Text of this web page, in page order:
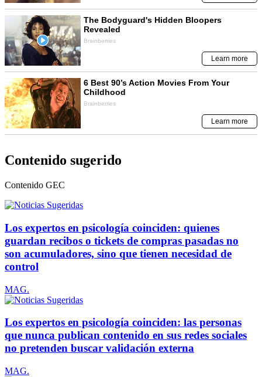
Contenido sugerido
Contenido GEC
Los expertos en psicología coinciden: quienes
guardan recibos o tickets de compras pasadas no
son acumuladores, sino que tienen necesidad de
control
MAG.
Los expertos en psicología coinciden: las personas
que nunca publican contenido en sus redes sociales
no pretenden buscar validación externa
MAG.